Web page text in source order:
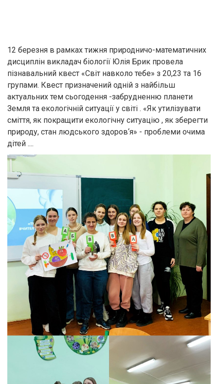
12 березня в рамках тижня природничо-математичних
дисциплін викладач біології Юлія Брик провела
пізнавальний квест «Світ навколо тебе» з 20,23 та 16
групами. Квест призначений одній з найбільш
актуальних тем сьогодення -забрудненню планети
Земля та екологічній ситуації у світі . «Як утилізувати
сміття, як покращити екологічну ситуацію , як зберегти
природу, стан людського здоров‘я» - проблеми очима
дітей ....